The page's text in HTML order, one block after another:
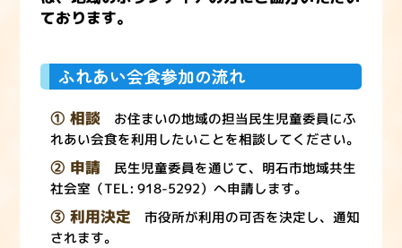
ております。
ふれあい会食参加の流れ
① 相談お住まいの地域の担当民生児童委員にふ
れあい会食を利用したいことを相談してください。
② 申請民生児童委員を通じて、明石市地域共生
社会室（TEL: 918-5292）へ申請します。
③ 利用決定 市役所が利用の可否を決定し、通知
されます。